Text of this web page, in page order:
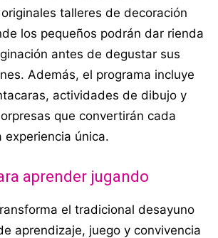
talleres de decoración
los pequeños podrán dar rienda
antes de degustar sus
Además, el programa incluye
actividades de dibujo y
que convertirán cada
experiencia única.
aprender jugando
el tradicional desayuno
aprendizaje, juego y convivencia